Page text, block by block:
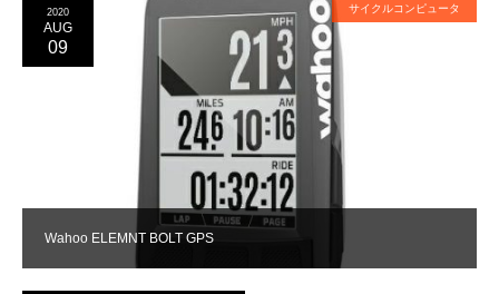
Wahoo ELEMNT BOLT GPS
2020
AUG
09
サイクルコンピュータ